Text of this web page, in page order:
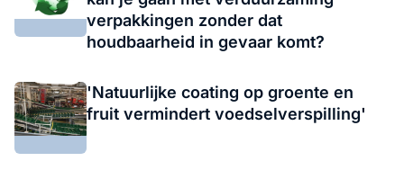
verpakkingen zonder dat
houdbaarheid in gevaar komt?
'Natuurlĳke coating op groente en
fruit vermindert voedselverspilling'